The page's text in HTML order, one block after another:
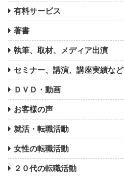
有料サービス
著書
執筆、取材、メディア出演
セミナー、講演、講座実績など
ＤＶＤ・動画
お客様の声
就活・転職活動
女性の転職活動
２０代の転職活動